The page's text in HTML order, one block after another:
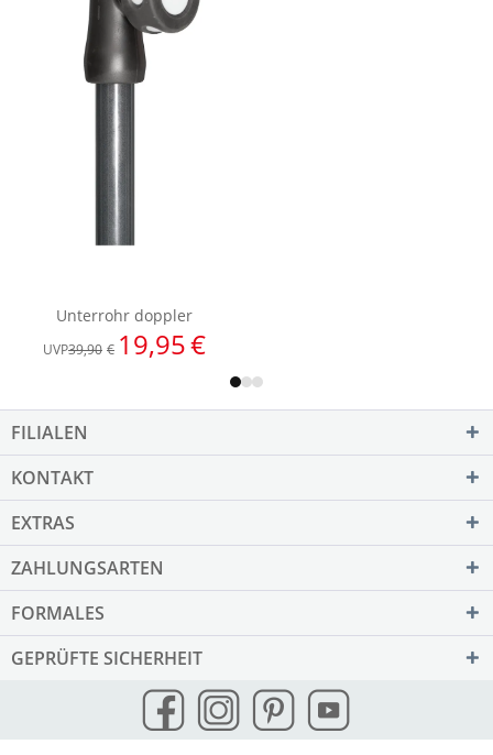
FILIALEN
KONTAKT
EXTRAS
ZAHLUNGSARTEN
FORMALES
GEPRÜFTE SICHERHEIT